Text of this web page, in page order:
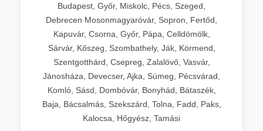
Budapest, Győr, Miskolc, Pécs, Szeged,
Debrecen Mosonmagyaróvár, Sopron, Fertőd,
Kapuvár, Csorna, Győr, Pápa, Celldömölk,
Sárvár, Kőszeg, Szombathely, Ják, Körmend,
Szentgotthárd, Csepreg, Zalalövő, Vasvár,
Jánosháza, Devecser, Ajka, Sümeg, Pécsvárad,
Komló, Sásd, Dombóvár, Bonyhád, Bátaszék,
Baja, Bácsalmás, Szekszárd, Tolna, Fadd, Paks,
Kalocsa, Hőgyész, Tamási